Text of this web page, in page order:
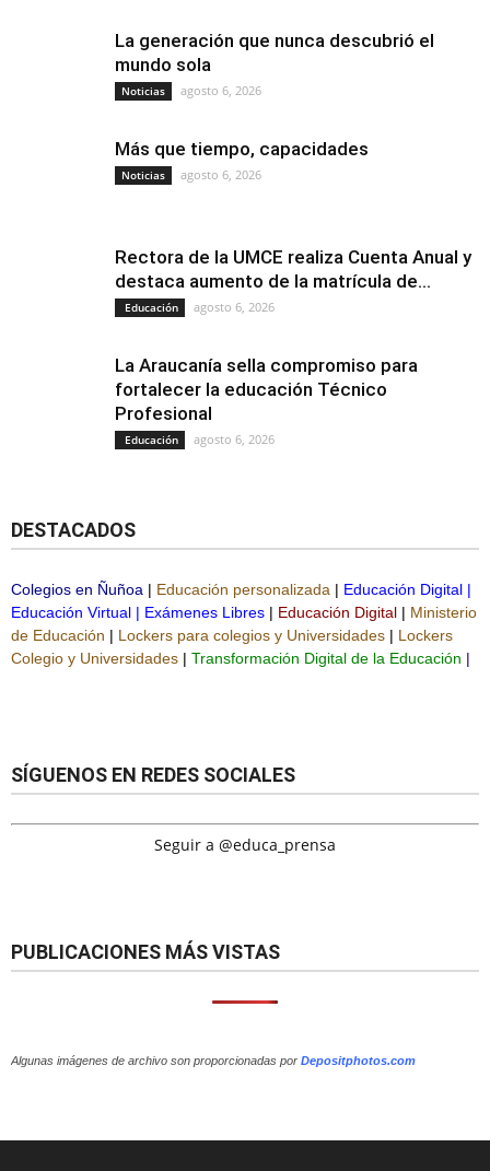
La generación que nunca descubrió el
mundo sola
Noticias agosto 6, 2026
Más que tiempo, capacidades
Noticias agosto 6, 2026
Rectora de la UMCE realiza Cuenta Anual y
destaca aumento de la matrícula de...
Educación agosto 6, 2026
La Araucanía sella compromiso para
fortalecer la educación Técnico
Profesional
Educación agosto 6, 2026
DESTACADOS
Colegios en Ñuñoa | Educación personalizada | Educación Digital |
Educación Virtual | Exámenes Libres | Educación Digital | Ministerio
de Educación | Lockers para colegios y Universidades | Lockers
Colegio y Universidades | Transformación Digital de la Educación |
SÍGUENOS EN REDES SOCIALES
Seguir a @educa_prensa
PUBLICACIONES MÁS VISTAS
Algunas imágenes de archivo son proporcionadas por Depositphotos.com